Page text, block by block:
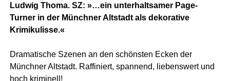
Ludwig Thoma.SZ: »…ein unterhaltsamer Page-
Turner in der Münchner Altstadt als dekorative
Krimikulisse.«
Dramatische Szenen an den schönsten Ecken der
Münchner Altstadt. Raffiniert, spannend, liebenswert und
hoch kriminell!